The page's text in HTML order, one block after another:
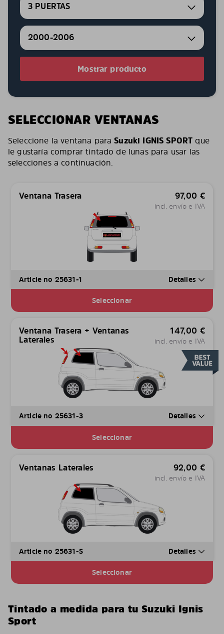
3 PUERTAS
2000-2006
Mostrar producto
SELECCIONAR VENTANAS
Seleccione la ventana paraSuzuki IGNIS SPORT que
le gustaría comprar tintado de lunas para usar las
selecciones a continuación.
Ventana Trasera 97,00 €
incl. envío e IVA
Article no 25631-1 Detalles
Seleccionar
Ventana Trasera + Ventanas
Laterales
147,00 €
incl. envío e IVA
Article no 25631-3 Detalles
Seleccionar
Ventanas Laterales 92,00 €
incl. envío e IVA
Article no 25631-S Detalles
Seleccionar
Tintado a medida para tu Suzuki Ignis
Sport